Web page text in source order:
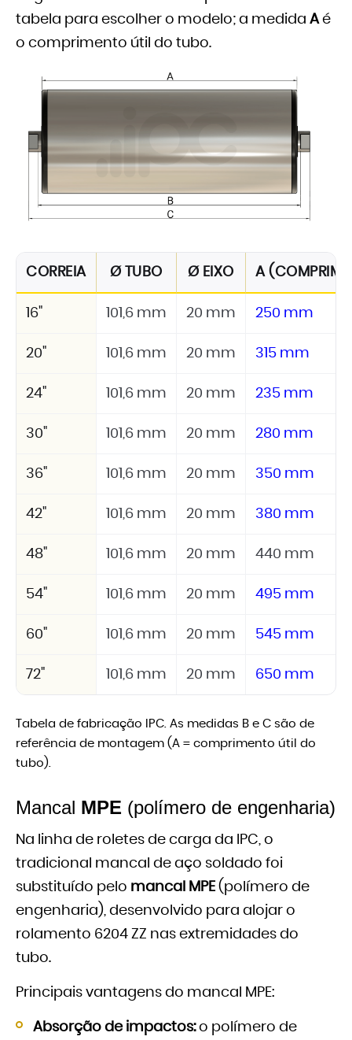
tabela para escolher o modelo; a medida Aé
o comprimento útil do tubo.
CORREIA Ø TUBO Ø EIXO A
16" 101,6 mm 20 mm 250 mm
20" 101,6 mm 20 mm 315 mm
24" 101,6 mm 20 mm 235 mm
30" 101,6 mm 20 mm 280 mm
36" 101,6 mm 20 mm 350 mm
42" 101,6 mm 20 mm 380 mm
48" 101,6 mm 20 mm 440 mm
54" 101,6 mm 20 mm 495 mm
60" 101,6 mm 20 mm 545 mm
72" 101,6 mm 20 mm 650 mm
Tabela de fabricação IPC. As medidas B e C são de
referência de montagem (A = comprimento útil do
tubo).
Mancal MPE (polímero de engenharia)
Na linha de roletes de carga da IPC, o
tradicional mancal de aço soldado foi
substituído pelo mancal MPE (polímero de
engenharia), desenvolvido para alojar o
rolamento 6204 ZZ nas extremidades do
tubo.
Principais vantagens do mancal MPE:
Absorção de impactos:o polímero de